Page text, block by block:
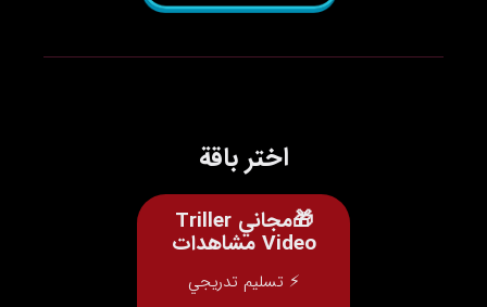
اختر باقة
🎁مجاني Triller
Video مشاهدات
⚡ تسليم تدريجي